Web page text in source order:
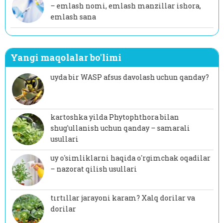
– emlash nomi, emlash manzillar ishora,
emlash sana
Yangi maqolalar bo'limi
uyda bir WASP afsus davolash uchun qanday?
kartoshka yilda Phytophthora bilan
shug'ullanish uchun qanday – samarali
usullari
uy o'simliklarni haqida o'rgimchak oqadilar
– nazorat qilish usullari
tırtıllar jarayoni karam? Xalq dorilar va
dorilar